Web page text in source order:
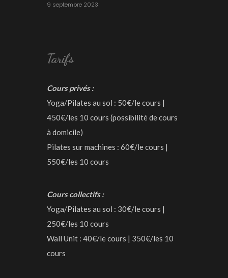
9 septembre 2023
Tarifs
Cours privés :
Yoga/Pilates au sol : 50€/le cours |
450€/les 10 cours (possibilité de cours
à domicile)
Pilates sur machines : 60€/le cours |
550€/les 10 cours
Cours collectifs :
Yoga/Pilates au sol : 30€/le cours |
250€/les 10 cours
Wall Unit : 40€/le cours | 350€/les 10
cours